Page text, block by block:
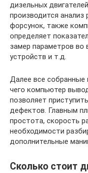
дизельных
производится анализ
форсунок, также
определяет
замер параметров во
устройств и т.д.
Далее все собранные
чего компьютер
позволяет
дефектов. Главным
простота, скорость
необходимости
дополнительные
Сколько стоит